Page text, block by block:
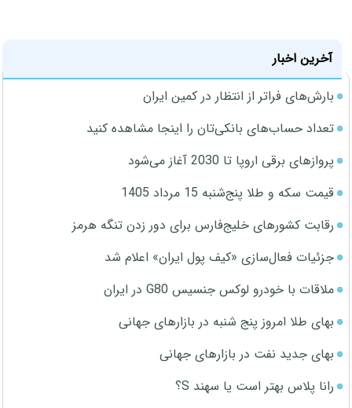
آخرین اخبار
بارش‌های فراتر از انتظار در کمین ایران
تعداد حساب‌های بانکی‌تان را اینجا مشاهده کنید
پروازهای برقی اروپا تا 2030 آغاز می‌شود
قیمت سکه و طلا پنج‌شنبه 15 مرداد 1405
رقابت کشورهای خلیج‌فارس برای دور زدن تنگه هرمز
جزئیات فعال‌سازی «کیف پول ایران» اعلام شد
ملاقات با خودرو لوکس جنسیس G80 در ایران
بهای طلا امروز پنج شنبه در بازارهای جهانی
بهای جدید نفت در بازارهای جهانی
رانا پلاس بهتر است یا سهند S؟